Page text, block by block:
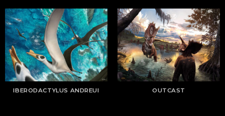
IBERODACTYLUS ANDREUI OUTCAST